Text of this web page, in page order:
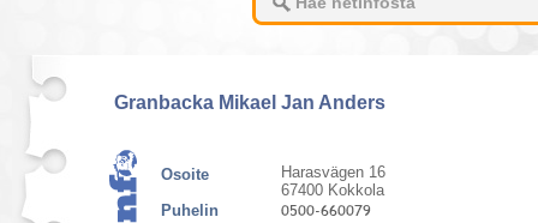
Granbacka Mikael Jan Anders
Osoite
Harasvägen 16
67400 Kokkola
Puhelin